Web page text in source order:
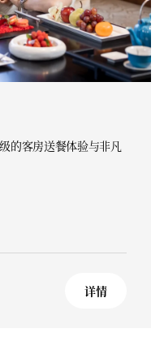
的客房送餐体验与非凡
详情